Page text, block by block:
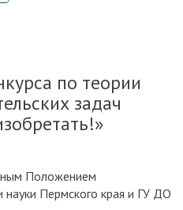
по теории
задач
Положением
Пермского края и ГУ ДО